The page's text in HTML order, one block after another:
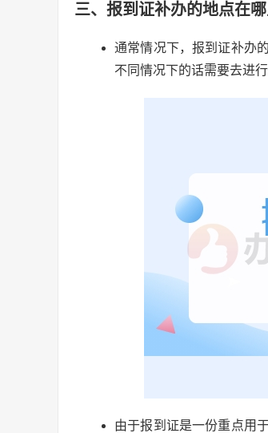
三、报到证补办的地点在哪
通常情况下，报到证补办
不同情况下的话需要去进
由于报到证是一份重点用